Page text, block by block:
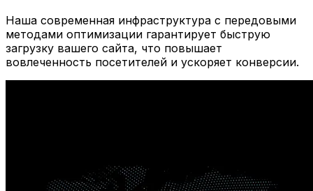
Наша современная инфраструктура с передовыми
методами оптимизации гарантирует быструю
загрузку вашего сайта, что повышает
вовлеченность посетителей и ускоряет конверсии.